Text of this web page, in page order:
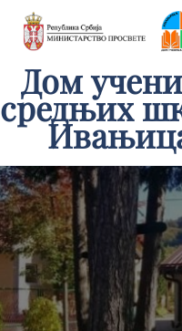
Дом
средњих